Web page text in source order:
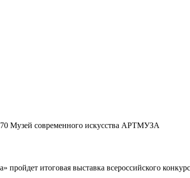
Музей современного искусства АРТМУЗА
пройдет итоговая выставка всероссийского